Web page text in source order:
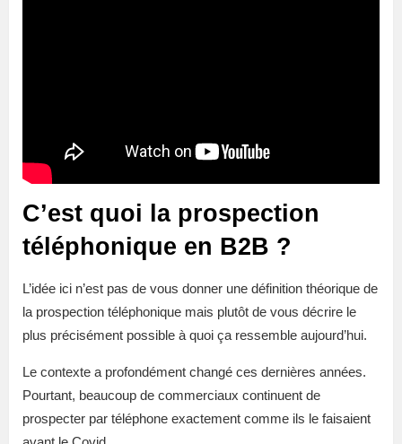
C’est quoi la prospection
téléphonique en B2B ?
L’idée ici n’est pas de vous donner une définition théorique de
la prospection téléphonique mais plutôt de vous décrire le
plus précisément possible à quoi ça ressemble aujourd’hui.
Le contexte a profondément changé ces dernières années.
Pourtant, beaucoup de commerciaux continuent de
prospecter par téléphone exactement comme ils le faisaient